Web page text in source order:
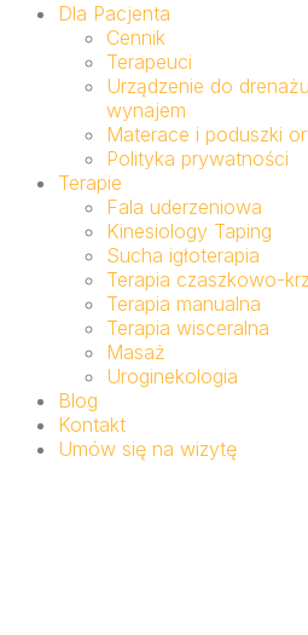
Dla Pacjenta
Cennik
Terapeuci
Urządzenie do
wynajem
Materace i poduszki
Polityka prywatności
Terapie
Fala uderzeniowa
Kinesiology Taping
Sucha igłoterapia
Terapia czaszkowo-
Terapia manualna
Terapia wisceralna
Masaż
Uroginekologia
Blog
Kontakt
Umów się na wizytę